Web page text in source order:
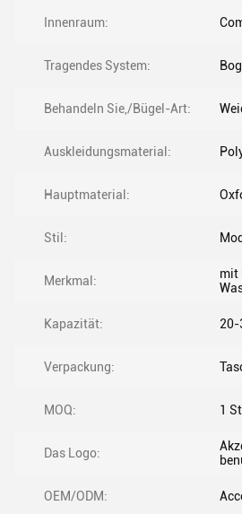
Innenraum:
Tragendes System:
Behandeln Sie,/Bügel-Art:
Auskleidungsmaterial:
Hauptmaterial:
Stil:
Merkmal:
mit
Kapazität: 20-
Verpackung:
MOQ: 1
Das Logo:
OEM/ODM: